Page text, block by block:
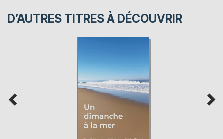
D’AUTRES TITRES À DÉCOUVRIR